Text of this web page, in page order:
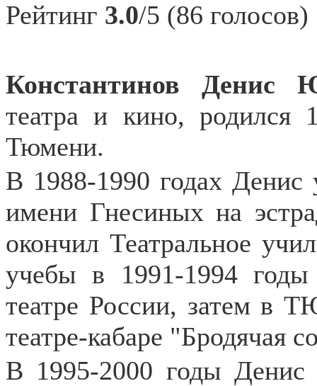
Рейтинг 3.0/5 (86 голосов)
Константинов Денис
театра и кино, родился
Тюмени.
В 1988-1990 годах
имени Гнесиных на
окончил Театральное
учебы в 1991-1994
театре России, затем в
театре-кабаре "Бродячая
В 1995-2000 годы Денис